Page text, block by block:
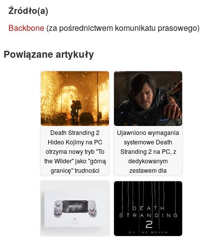
Źródło(a)
Backbone (za pośrednictwem komunikatu prasowego)
Powiązane artykuły
Death Stranding 2
Hideo Kojimy na PC
otrzyma nowy tryb "To
the Wilder" jako "górną
granicę" trudności
Ujawniono wymagania
systemowe Death
Stranding 2 na PC, z
dedykowanym
zestawem dla
handheldów24/02/2026